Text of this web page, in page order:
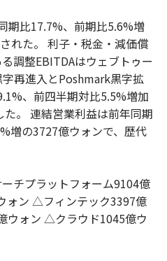
期比17.7%、前期比5.6%増
れた。 利子・税金・減価償
調整EBITDAはウェブトゥー
再進入とPoshmark黒字拡
、前四半期対比5.5%増加
。 連結営業利益は前年同期
増の3727億ウォンで、歴代
チプラットフォーム9104億
ォン △フィンテック3397億
ウォン △クラウド1045億ウ